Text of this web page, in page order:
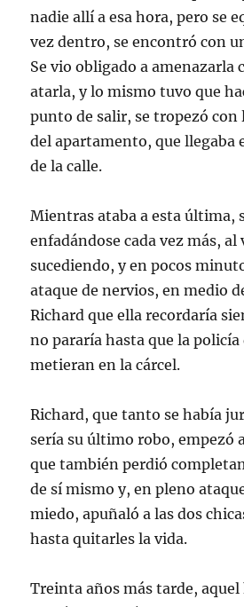
nadie allí a esa hora, pero se
vez dentro, se encontró con
Se vio obligado a amenazarla
atarla, y lo mismo tuvo que
punto de salir, se tropezó con
del apartamento, que llegaba
de la calle.
Mientras ataba a esta última,
enfadándose cada vez más, al
sucediendo, y en pocos
ataque de nervios, en medio
Richard que ella recordaría
no pararía hasta que la policía
metieran en la cárcel.
Richard, que tanto se había
sería su último robo, empezó
que también perdió
de sí mismo y, en pleno
miedo, apuñaló a las dos
hasta quitarles la vida.
Treinta años más tarde,